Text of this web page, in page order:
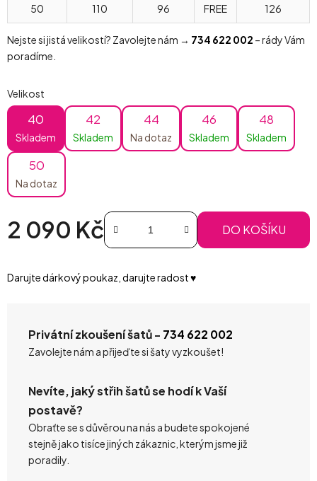
50 110 96 FREE 126
Nejste si jistá velikostí? Zavolejte nám → 734 622 002 – rády Vám
poradíme.
Velikost
40
Skladem
42
Skladem
44
Na dotaz
46
Skladem
48
Skladem
50
Na dotaz
2 090 Kč DO KOŠÍKU
Darujte dárkový poukaz, darujte radost ♥️
Privátní zkoušení šatů - 734 622 002
Zavolejte nám a přijeďte si šaty vyzkoušet!
Nevíte, jaký střih šatů se hodí k Vaší
postavě?
Obraťte se s důvěrou na nás a budete spokojené
stejně jako tisíce jiných zákaznic, kterým jsme již
poradily.